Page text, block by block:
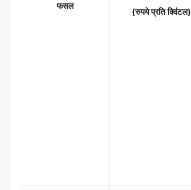
फसल
(रुपये प्रति क्विंटल)